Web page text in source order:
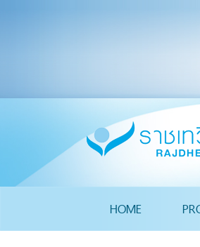
HOME